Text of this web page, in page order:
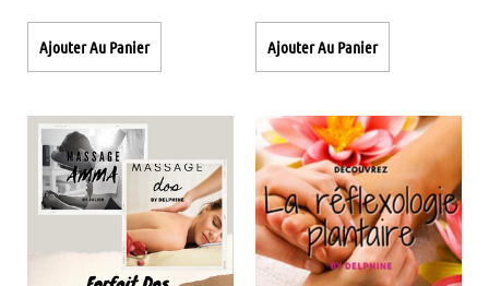
Ajouter Au Panier Ajouter Au Panier